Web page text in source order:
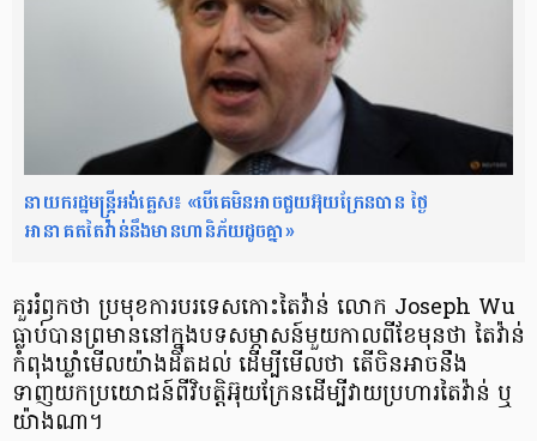
នាយករដ្ឋមន្ត្រីអង់គ្លេស៖ «បើគេមិនអាចជួយអ៊ុយក្រែនបាន ថ្ងៃ
អានាគតតៃវ៉ាន់នឹងមានហានិភ័យដូចគ្នា»
គួររំឭកថា ប្រមុខ​ការបរទេសកោះ​តៃវ៉ាន់ លោក Joseph Wu
ធ្លាប់បានព្រមាននៅក្នុងបទសម្ភាសន៍មួយ​កាលពីខែមុនថា តៃវ៉ាន់
កំពុងឃ្លាំមើល​យ៉ាងដិតដល់ ដើម្បីមើលថា តើចិនអាចនឹង​
ទាញយកប្រយោជន៍​ពីវិបត្តិ​អ៊ុយក្រែន​ដើម្បីវាយ​ប្រហារ​តៃវ៉ាន់ ឬ
យ៉ាងណា។